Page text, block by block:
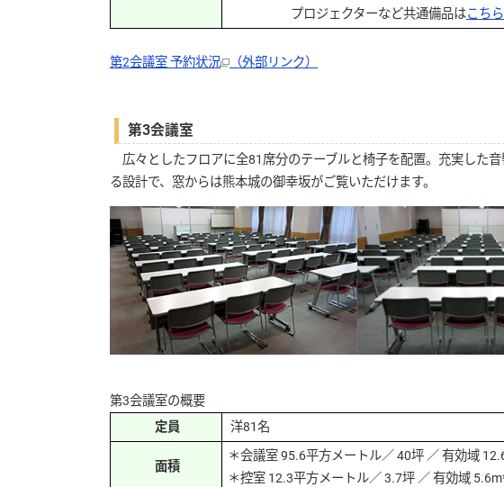
プロジェクターなど共通備品はこちら
第2会議室 予約状況 （外部リンク）
第3会議室
広々としたフロアに全81席分のテーブルと椅子を配置。充実した
る設計で、窓からは熊本城の御幸坂がご覧いただけます。
第3会議室の概要
定員
洋81名
面積
＊会議室 95.6平方メートル／ 40坪 ／ 有効域
＊控室 12.3平方メートル／ 3.7坪 ／ 有効域